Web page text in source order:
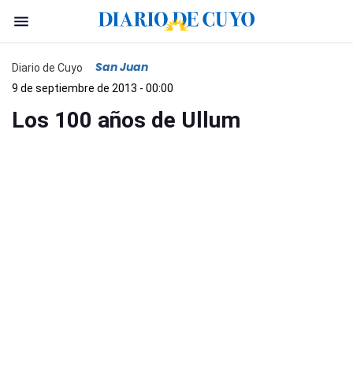
Diario de Cuyo San Juan
9 de septiembre de 2013 - 00:00
Los 100 años de Ullum